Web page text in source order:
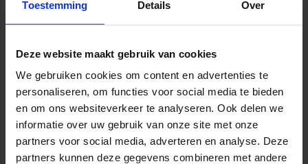
Toestemming Details Over
Deze website maakt gebruik van cookies
We gebruiken cookies om content en advertenties te
personaliseren, om functies voor social media te bieden
en om ons websiteverkeer te analyseren. Ook delen we
informatie over uw gebruik van onze site met onze
partners voor social media, adverteren en analyse. Deze
partners kunnen deze gegevens combineren met andere
De grootste inkomstenbron van de Nederlandse gemeenten is het
gemeentefonds. Het gaat om een pot geld van 31 miljard euro
die binnenkort op een andere manier wordt verdeeld over de 352
Nederlandse gemeenten. Peter Verheij weet er meer van en deelt
2021, onderdeel van het seminar Jaarrekeningactualiteiten
Gemeenten & Provincies Peter, …